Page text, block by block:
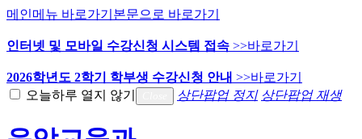
메인메뉴 바로가기 본문으로 바로가기
인터넷 및 모바일 수강신청 시스템 접속 >>바로가기
2026학년도 2학기 학부생 수강신청 안내 >>바로가기
오늘하루 열지 않기
상단팝업 정지 상단팝업 재생